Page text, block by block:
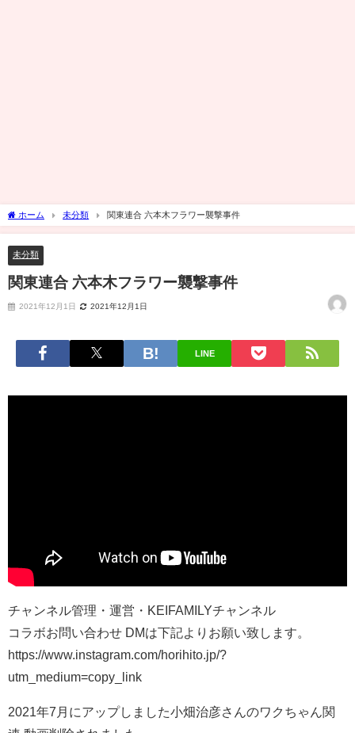
ホーム 未分類 関東連合 六本木フラワー襲撃事件
未分類
関東連合 六本木フラワー襲撃事件
2021年12月1日 2021年12月1日
LINE
チャンネル管理・運営・KEIFAMILYチャンネル
コラボお問い合わせ DMは下記よりお願い致します。
https://www.instagram.com/horihito.jp/?
utm_medium=copy_link
2021年7月にアップしました小畑治彦さんのワクちゃん関